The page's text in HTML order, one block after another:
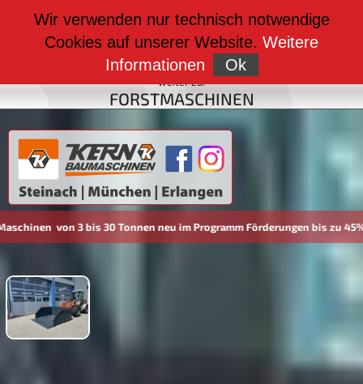
neu im Programm Förderungen bis zu 45% möglich
BAUMASCHINEN
weiter zu:
FAHRZEUGBAU
weiter zu:
FORSTMASCHINEN
Wir verwenden nur technisch notwendige
Cookies auf unserer Website. Weitere
Informationen
Ok